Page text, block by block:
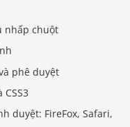
nhấp chuột
phê duyệt
duyệt: FireFox, Safari,